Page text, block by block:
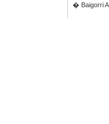
� Baigorri